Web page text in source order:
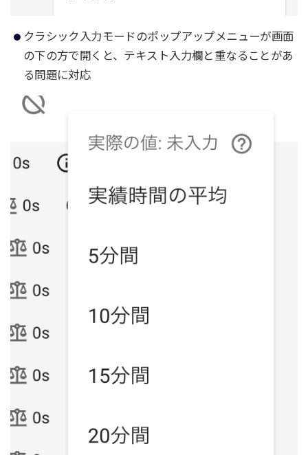
クラシック入力モードのポップアップメニューが画面
の下の方で開くと、テキスト入力欄と重なることがあ
る問題に対応